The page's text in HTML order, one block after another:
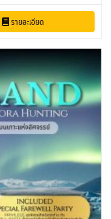
YEM เยเมน
ESP สเปน
UKR ยูเครน 0
UK อังกฤษ+สหราชอาณาจักร
บัลแกเรีย โรมาเนีย
จอร์เจีย อาร์เมเนีย 1
สเปน โปรตุเกส 2
รายละเอียด